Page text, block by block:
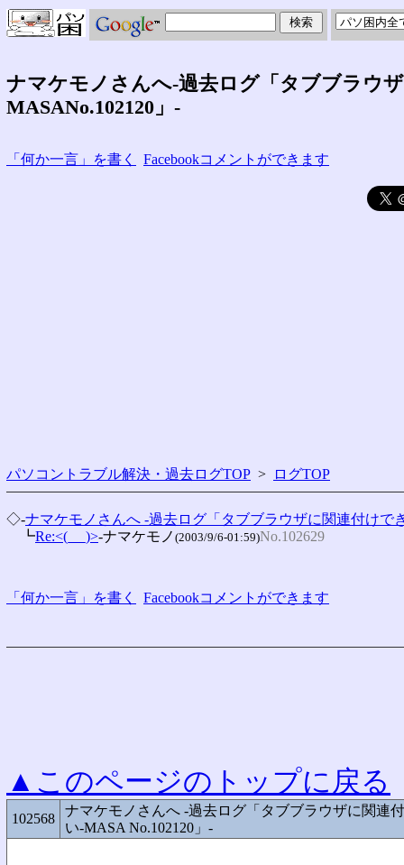
ナマケモノさんへ-過去ログ「タブブラウ
MASANo.102120」-
「何か一言」を書く Facebookコメントができます
パソコントラブル解決・過去ログTOP > ログTOP
◇-ナマケモノさんへ -過去ログ「タブブラウザに関連付けで
┗Re:<(_ _)>-ナマケモノ (2003/9/6-01:59)No.102629
「何か一言」を書く Facebookコメントができます
▲このページのトップに戻る
102568
ナマケモノさんへ -過去ログ「タブブラウザに関連
い-MASA No.102120」-